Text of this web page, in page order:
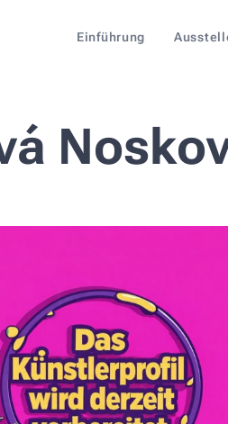
Einführung